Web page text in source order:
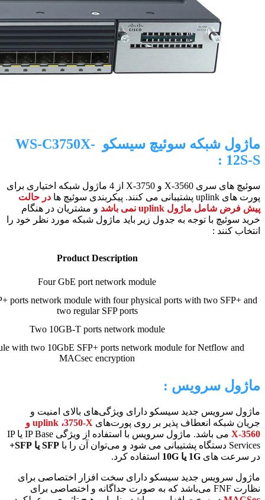
ماژول شبکه سوئیچ سیسکو WS-C3750X-
12S-S :
سوئیچ های سری 3560-X و 3750-X از 4 ماژول شبکه اختیاری برای
پورت های uplink پشتیبانی می کنند. پیکربندی سوئیچ ها
در حالت
پیش فرض شامل ماژول uplink نمی باشد
و مشتریان در هنگام
خرید سوئیچ با توجه به جدول زیر باید ماژول شبکه مورد نظر خود را
انتخاب کنند :
Product Description
Four GbE port network module
ports network module with four physical ports with two SFP+ and
two regular SFP ports
Two 10GB-T ports network module
with two 10GbE SFP+ ports network module for Netflow and
MACsec encryption
ماژول سرویس :
ماژول سرویس جدید سیسکو دارای ویژگی‌های بالای امنیت و
جریان شبکه انعطاف پذیر بر روی پورت‌های
uplink ،3750-X و
3560-X
می باشد. ماژول سرویس با استفاده از ویژگی IP Base یا IP
Services دستگاه پشتیبانی می شود و می‌توان آن را با
SFP یا SFP+
در سرعت های
استفاده کرد.
ماژول سرویس جدید سیسکو دارای سخت افزار اختصاصی برای
نظارت FNF می‌باشد که به صورت جداگانه و اختصاصی برای